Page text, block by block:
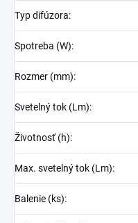
Typ difúzora:
Spotreba (W):
Rozmer (mm):
Svetelný tok (Lm):
Životnosť (h):
Max. svetelný tok (Lm):
Balenie (ks):